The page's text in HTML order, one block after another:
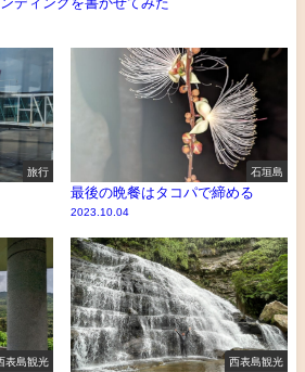
ディングを書かせてみた
旅行 石垣島
最後の晩餐はタコパで締める
2023.10.04
表島観光 西表島観光